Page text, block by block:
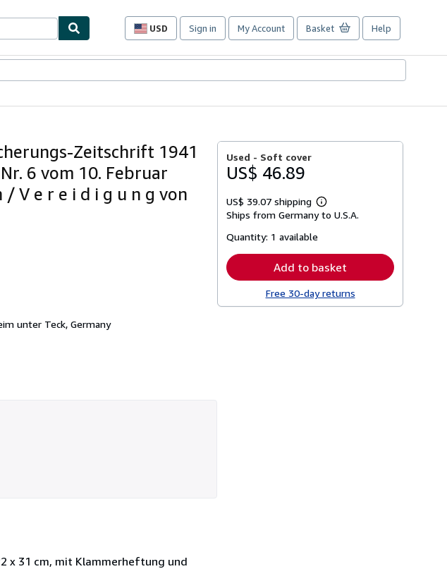
USD
Site
preferences
Sign in My Account Basket Help
Zeitschrift 1941
6 vom 10. Februar
/ V e r e i d i g u n g von
unter Teck, Germany
Used - Soft cover
US$ 46.89
US$ 39.07 shipping
Learn
more
Ships from Germany to U.S.A.
Quantity: 1 available
Add to basket
Free 30-day returns
x 31 cm, mit Klammerheftung und